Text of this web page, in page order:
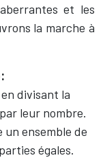
et les
la marche à
divisant la
leur nombre.
un ensemble de
égales.